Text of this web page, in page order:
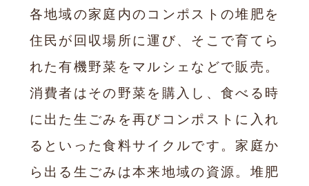
各地域の家庭内のコンポストの堆肥を
住民が回収場所に運び、そこで育てら
れた有機野菜をマルシェなどで販売。
消費者はその野菜を購入し、食べる時
に出た生ごみを再びコンポストに入れ
るといった食料サイクルです。家庭か
ら出る生ごみは本来地域の資源。堆肥